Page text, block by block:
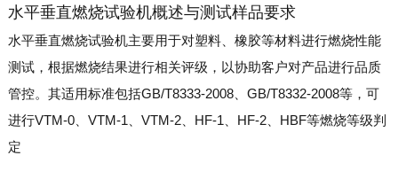
水平垂直燃烧试验机概述与测试样品要求
水平垂直燃烧试验机主要用于对塑料、橡胶等材料进行燃烧性能
测试，根据燃烧结果进行相关评级，以协助客户对产品进行品质
管控。其适用标准包括GB/T8333-2008、GB/T8332-2008等，可
进行VTM-0、VTM-1、VTM-2、HF-1、HF-2、HBF等燃烧等级判
定